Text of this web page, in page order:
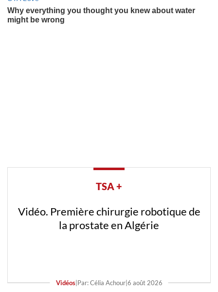
TSA +
Vidéo. Première chirurgie robotique de
la prostate en Algérie
Vidéos| Par: Célia Achour| 6 août 2026